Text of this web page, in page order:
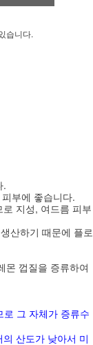
습니다.
.
부에 좋습니다.
지성, 여드름 피부
산하기 때문에 플로
몬 껍질을 증류하여
로 그 자체가 증류수
산도가 낮아서 미